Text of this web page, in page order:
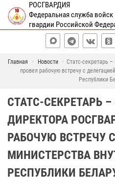
РОСГВАРДИЯ
Федеральная служба
гвардии Российской
Главная Новости
Статс-секретарь
провел рабочую встречу с
Республики
СТАТС-СЕКРЕТАРЬ
ДИРЕКТОРА
РАБОЧУЮ ВСТРЕЧУ
МИНИСТЕРСТВА
РЕСПУБЛИКИ